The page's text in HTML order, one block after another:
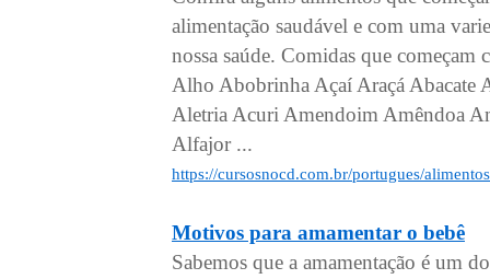
alimentação saudável e com uma
nossa saúde. Comidas que
Alho Abobrinha Açaí Araçá
Aletria Acuri Amendoim Amêndoa
Alfajor ...
https://cursosnocd.com.br/portugues/
Motivos para amamentar o bebê
Sabemos que a amamentação é um